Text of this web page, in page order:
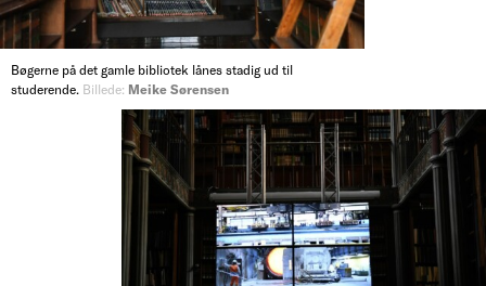
Bøgerne på det gamle bibliotek lånes stadig ud til
studerende. Billede: Meike Sørensen